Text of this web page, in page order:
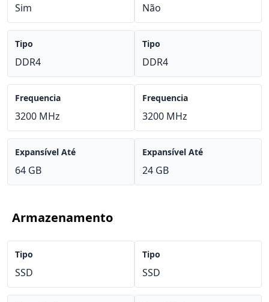
Sim
Tipo
DDR4
Frequencia
3200 MHz
Expansível Até
64 GB
Não
Tipo
DDR4
Frequencia
3200 MHz
Expansível Até
24 GB
Armazenamento
Tipo
SSD
Tipo
SSD